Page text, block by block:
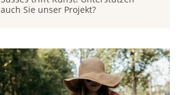
auch Sie unser Projekt?